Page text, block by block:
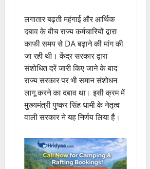
लगातार बढ़ती महंगाई और आर्थिक
दबाव के बीच राज्य कर्मचारियों द्वारा
काफी समय से DA बढ़ाने की मांग की
जा रही थी। केंद्र सरकार द्वारा
संशोधित दरें जारी किए जाने के बाद
राज्य सरकार पर भी समान संशोधन
लागू करने का दबाव था। इसी क्रम में
मुख्यमंत्री पुष्कर सिंह धामी के नेतृत्व
वाली सरकार ने यह निर्णय लिया है।